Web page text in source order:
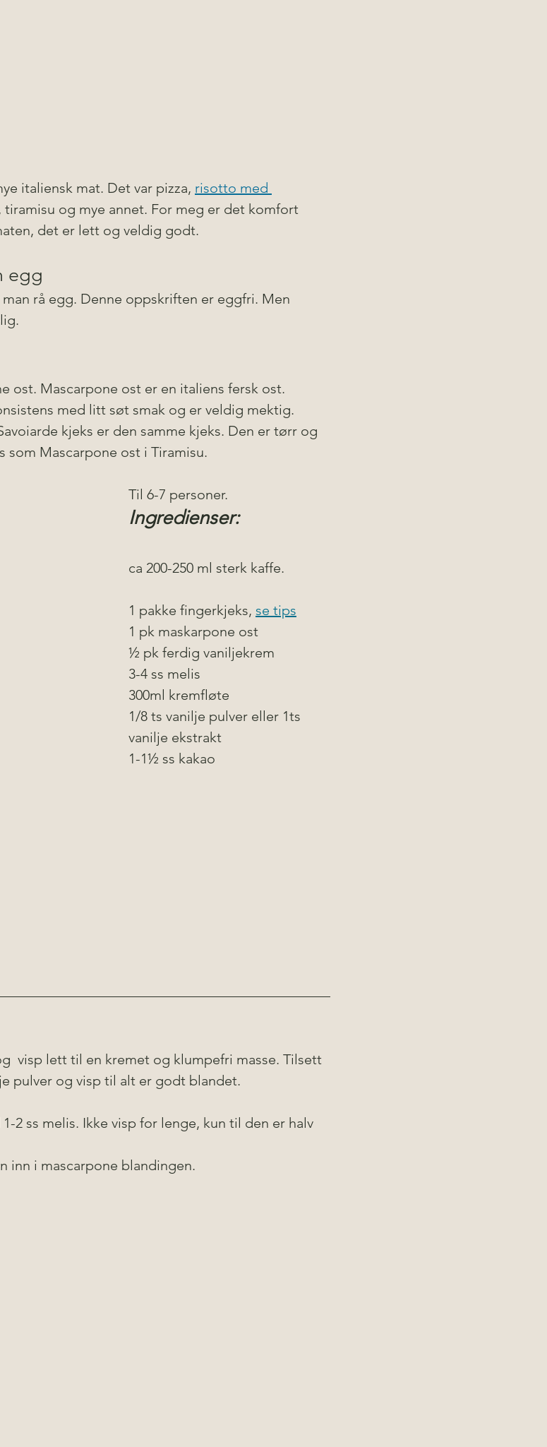
italiensk mat. Det var pizza, risotto med
tiramisu og mye annet. For meg er det komfort
det er lett og veldig godt.
egg
rå egg. Denne oppskriften er eggfri. Men
ost. Mascarpone ost er en italiens fersk ost.
med litt søt smak og er veldig mektig.
kjeks er den samme kjeks. Den er tørr og
Mascarpone ost i Tiramisu.
Til 6-7 personer.
Ingredienser:
ca 200-250 ml sterk kaffe.
1 pakke fingerkjeks, se tips
1 pk maskarpone ost
½ pk ferdig vaniljekrem
3-4 ss melis
300ml kremfløte
1/8 ts vanilje pulver eller 1ts
vanilje ekstrakt
1-1½ ss kakao
visp lett til en kremet og klumpefri masse. Tilsett
pulver og visp til alt er godt blandet.
2 ss melis. Ikke visp for lenge, kun til den er halv
inn i mascarpone blandingen.